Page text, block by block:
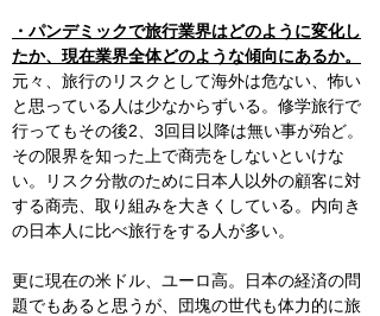
・パンデミックで旅行業界はどのように変化し
たか、現在業界全体どのような傾向にあるか。
元々、旅行のリスクとして海外は危ない、怖い
と思っている人は少なからずいる。修学旅行で
行ってもその後2、3回目以降は無い事が殆ど。
その限界を知った上で商売をしないといけな
い。リスク分散のために日本人以外の顧客に対
する商売、取り組みを大きくしている。内向き
の日本人に比べ旅行をする人が多い。
更に現在の米ドル、ユーロ高。日本の経済の問
題でもあると思うが、団塊の世代も体力的に旅